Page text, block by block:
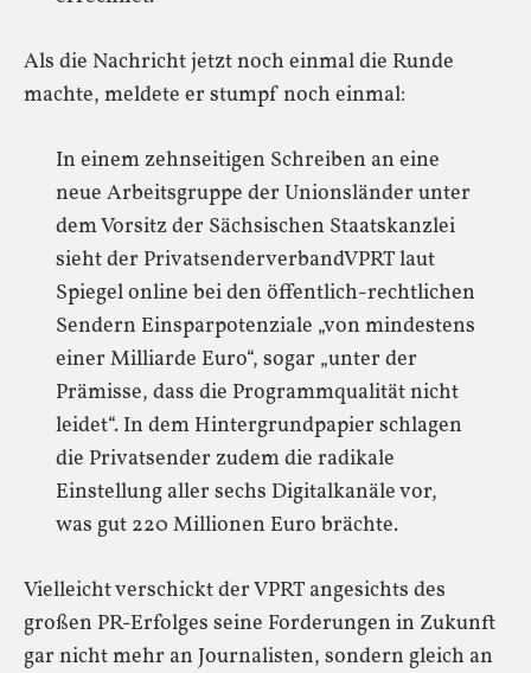
Als die Nachricht jetzt noch einmal die Runde
machte, meldete er stumpf noch einmal:
In einem zehnseitigen Schreiben an eine
neue Arbeitsgruppe der Unionsländer unter
dem Vorsitz der Sächsischen Staatskanzlei
sieht der PrivatsenderverbandVPRT laut
Spiegel online bei den öffentlich-rechtlichen
Sendern Einsparpotenziale „von mindestens
einer Milliarde Euro“, sogar „unter der
Prämisse, dass die Programmqualität nicht
leidet“. In dem Hintergrundpapier schlagen
die Privatsender zudem die radikale
Einstellung aller sechs Digitalkanäle vor,
was gut 220 Millionen Euro brächte.
Vielleicht verschickt der VPRT angesichts des
großen PR-Erfolges seine Forderungen in Zukunft
gar nicht mehr an Journalisten, sondern gleich an